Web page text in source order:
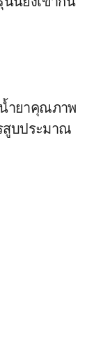
นนี้ยังเข้ากัน
ำยาคุณภาพ
สูบประมาณ